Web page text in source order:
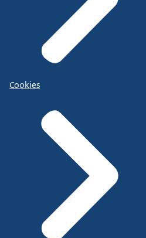
Cookies